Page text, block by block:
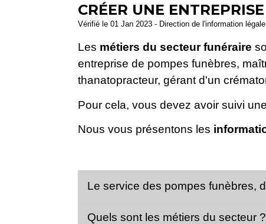
CRÉER UNE
Vérifié le 01 Jan 2023 - Direction de l'information
Les métiers du secteur funéraire
entreprise de pompes funèbres,
thanatopracteur, gérant d'un
Pour cela, vous devez avoir suivi
Nous vous présentons les
Le service des pompes funèbres,
Quels sont les métiers du secteur ?